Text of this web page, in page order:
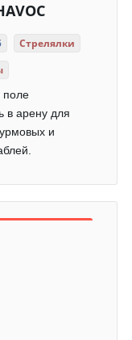
Стрелялки
поле
в арену для
и